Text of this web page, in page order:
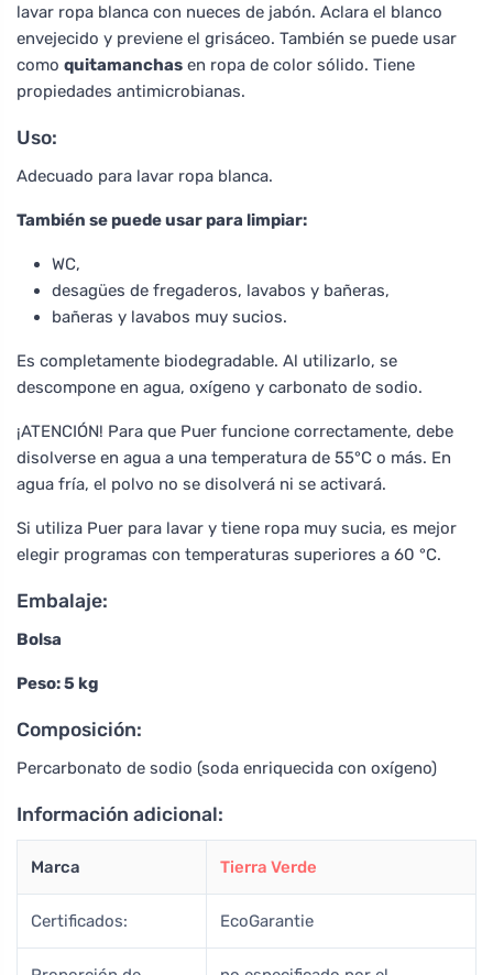
lavar ropa blanca con nueces de jabón. Aclara el blanco
envejecido y previene el grisáceo. También se puede usar
como quitamanchas en ropa de color sólido. Tiene
propiedades antimicrobianas.
Uso:
Adecuado para lavar ropa blanca.
También se puede usar para limpiar:
WC,
desagües de fregaderos, lavabos y bañeras,
bañeras y lavabos muy sucios.
Es completamente biodegradable. Al utilizarlo, se
descompone en agua, oxígeno y carbonato de sodio.
¡ATENCIÓN! Para que Puer funcione correctamente, debe
disolverse en agua a una temperatura de 55°C o más. En
agua fría, el polvo no se disolverá ni se activará.
Si utiliza Puer para lavar y tiene ropa muy sucia, es mejor
elegir programas con temperaturas superiores a 60 °C.
Embalaje:
Bolsa
Peso: 5 kg
Composición:
Percarbonato de sodio (soda enriquecida con oxígeno)
Información adicional:
Marca Tierra Verde
Certificados: EcoGarantie